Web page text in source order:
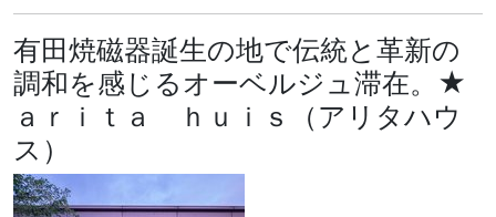
有田焼磁器誕生の地で伝統と革新の
調和を感じるオーベルジュ滞在。★
ａｒｉｔａ ｈｕｉｓ（アリタハウ
ス）